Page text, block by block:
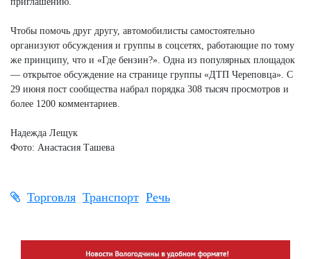
Чтобы помочь друг другу, автомобилисты самостоятельно
организуют обсуждения и группы в соцсетях, работающие по тому
же принципу, что и «Где бензин?». Одна из популярных площадок
— открытое обсуждение на странице группы «ДТП Череповца». С
29 июня пост сообщества набрал порядка 308 тысяч просмотров и
более 1200 комментариев.
Надежда Лещук
Фото: Анастасия Ташева
Торговля Транспорт Речь